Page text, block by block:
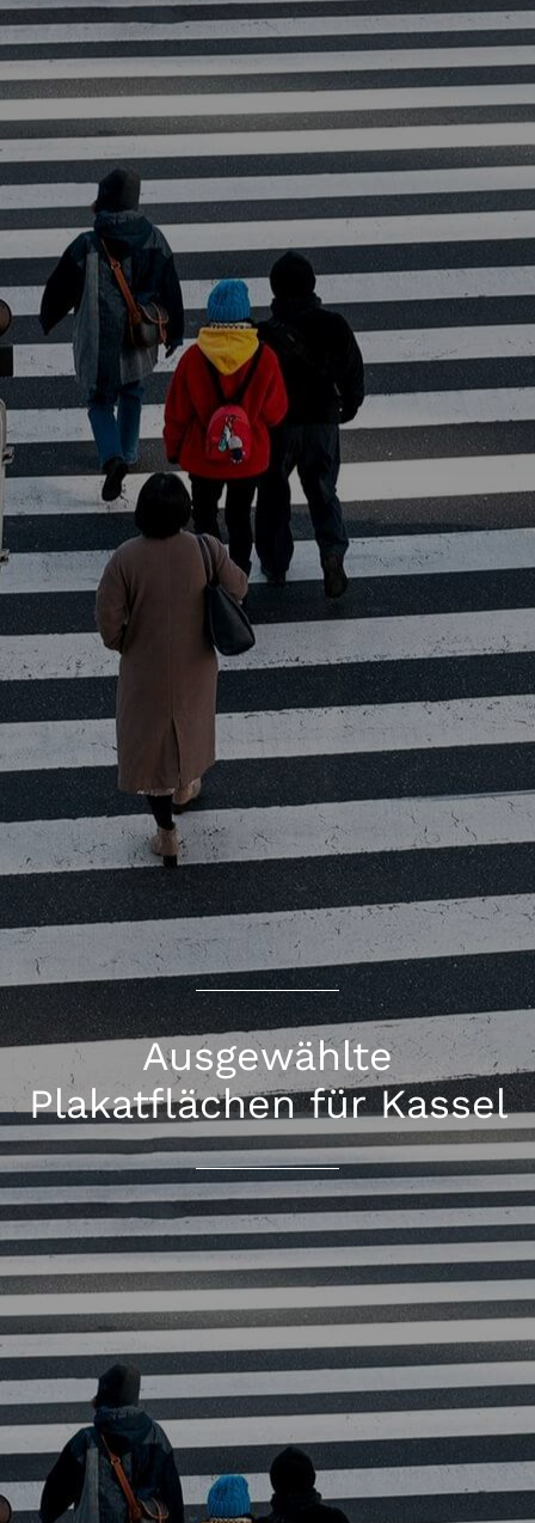
Ausgewählte
Plakatflächen für Kassel